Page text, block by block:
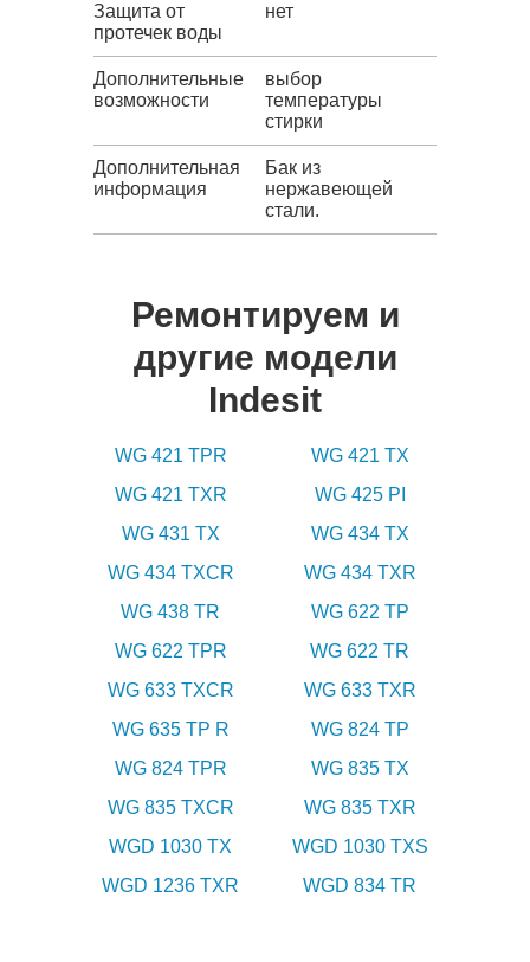
Защита от
протечек воды
нет
Дополнительные
возможности
выбор
температуры
стирки
Дополнительная
информация
Бак из
нержавеющей
стали.
Ремонтируем и
другие модели
Indesit
WG 421 TPR
WG 421 TX
WG 421 TXR
WG 425 PI
WG 431 TX
WG 434 TX
WG 434 TXCR
WG 434 TXR
WG 438 TR
WG 622 TP
WG 622 TPR
WG 622 TR
WG 633 TXCR
WG 633 TXR
WG 635 TP R
WG 824 TP
WG 824 TPR
WG 835 TX
WG 835 TXCR
WG 835 TXR
WGD 1030 TX
WGD 1030 TXS
WGD 1236 TXR
WGD 834 TR